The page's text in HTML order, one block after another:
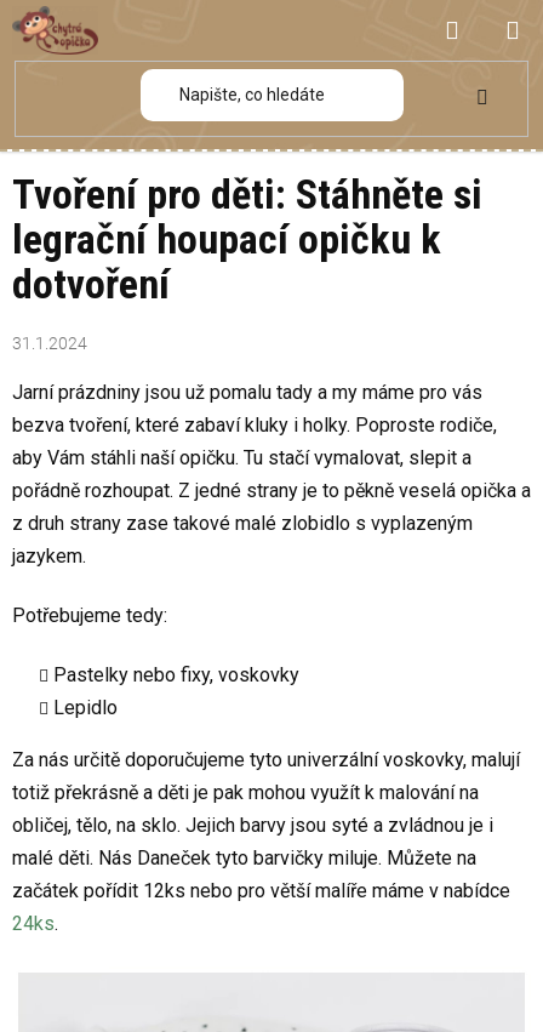
Přejít
na
obsah
KOŠÍK
Tvoření pro děti: Stáhněte si
legrační houpací opičku k
dotvoření
31.1.2024
Jarní prázdniny jsou už pomalu tady a my máme pro vás
bezva tvoření, které zabaví kluky i holky. Poproste rodiče,
aby Vám stáhli naší opičku. Tu stačí vymalovat, slepit a
pořádně rozhoupat. Z jedné strany je to pěkně veselá opička a
z druh strany zase takové malé zlobidlo s vyplazeným
jazykem.
Potřebujeme tedy:
Pastelky nebo fixy, voskovky
Lepidlo
Za nás určitě doporučujeme tyto univerzální voskovky, malují
totiž překrásně a děti je pak mohou využít k malování na
obličej, tělo, na sklo. Jejich barvy jsou syté a zvládnou je i
malé děti. Nás Daneček tyto barvičky miluje. Můžete na
začátek pořídit 12ks nebo pro větší malíře máme v nabídce
24ks.